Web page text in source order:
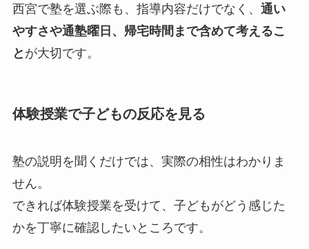
西宮で塾を選ぶ際も、指導内容だけでなく、 通い
やすさや通塾曜日、帰宅時間まで含めて考えるこ
と が大切です。
体験授業で子どもの反応を見る
塾の説明を聞くだけでは、実際の相性はわかりま
せん。
できれば体験授業を受けて、子どもがどう感じた
かを丁寧に確認したいところです。